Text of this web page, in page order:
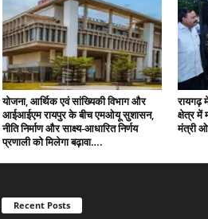
योजना, आर्थिक एवं सांख्यिकी विभाग और
आईआईएम रायपुर के बीच एमओयू सुशासन,
नीति निर्माण और साक्ष्य-आधारित निर्णय
प्रणाली को मिलेगा बढ़ावा….
रायगढ़
क्षेत्र में
मंत्री
Recent Posts